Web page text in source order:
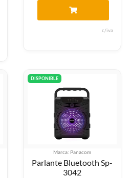
c/iva
DISPONIBLE
Marca: Panacom
Parlante Bluetooth Sp-
3042